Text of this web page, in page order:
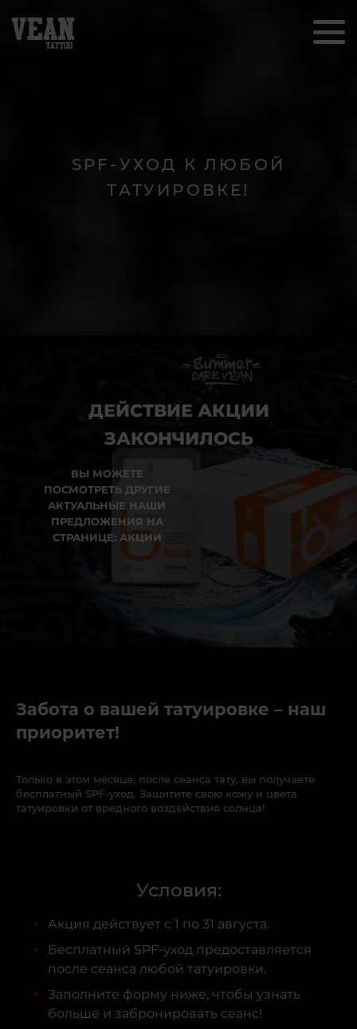
SPF-УХОД К ЛЮБОЙ
ТАТУИРОВКЕ!
ДЕЙСТВИЕ АКЦИИ
ЗАКОНЧИЛОСЬ
ВЫ МОЖЕТЕ
ПОСМОТРЕТЬ ДРУГИЕ
АКТУАЛЬНЫЕ НАШИ
ПРЕДЛОЖЕНИЯ НА
СТРАНИЦЕ: АКЦИИ
Забота о вашей татуировке – наш
приоритет!
Только в этом месяце, после сеанса тату, вы получаете
бесплатный SPF-уход. Защитите свою кожу и цвета
татуировки от вредного воздействия солнца!
Условия:
Акция действует с 1 по 31 августа.
Бесплатный SPF-уход предоставляется
после сеанса любой татуировки.
Заполните форму ниже, чтобы узнать
больше и забронировать сеанс!